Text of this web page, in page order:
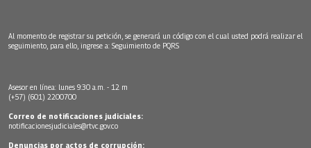
Al momento de registrar su petición, se generará un código con el cual usted podrá realizar el
seguimiento, para ello, ingrese a: Seguimiento de PQRS
Asesor en línea: lunes 9:30 a.m. - 12 m
(+57) (601) 2200700
Correo de notificaciones judiciales:
notificacionesjudiciales@rtvc.gov.co
Denuncias por actos de corrupción: